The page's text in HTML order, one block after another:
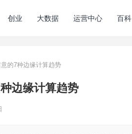
创业 大数据 运营中心 百科
的7种边缘计算趋势
边缘计算趋势